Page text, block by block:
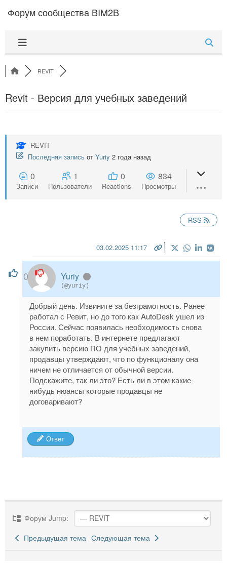
Форум сообщества BIM2B
REVIT
Revit - Версия для учебных заведений
REVIT
Последняя запись от Yuriy 2 года назад
0
Записи
1
Пользователи
0
Reactions
834
Просмотры
RSS
0
03.02.2025 11:17
Yuriy
(@yuriy)
Добрый день. Извините за безграмотность. Ранее
работал с Ревит, но до того как AutoDesk ушел из
России. Сейчас появилась необходимость снова
в нем поработать. В интернете предлагают
закупить версию ПО для учебных заведений,
продавцы утверждают, что по функционалу она
ничем не отличается от обычной версии.
Подскажите, так ли это? Есть ли в этом какие-
нибудь нюансы которые продавцы не
договаривают?
Ответ
Форум Jump:
Предыдущая тема Следующая тема